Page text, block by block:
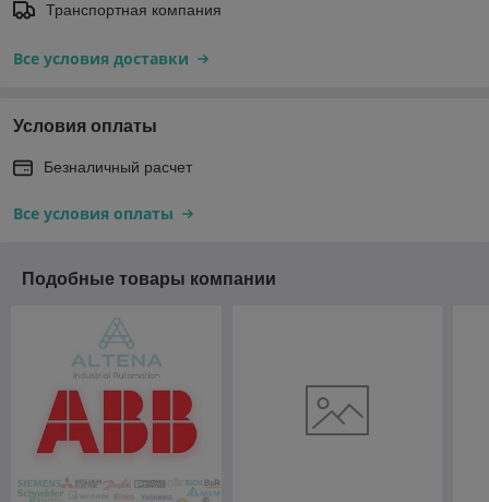
Транспортная компания
Все условия доставки
Условия оплаты
Безналичный расчет
Все условия оплаты
Подобные товары компании